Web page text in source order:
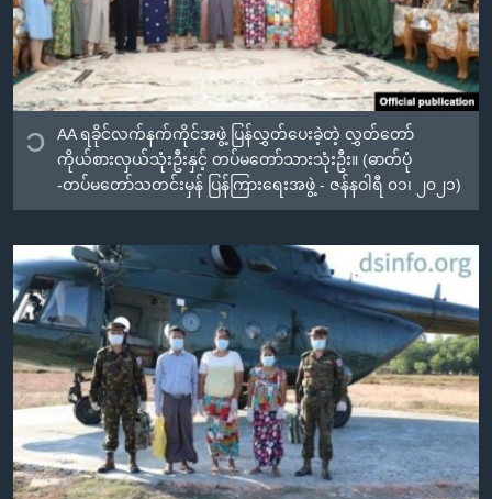
ကျော်
ရန်
၁
AA ရခိုင်လက်နက်ကိုင်အဖွဲ့ ပြန်လွှတ်ပေးခဲ့တဲ့ လွှတ်တော်
ကိုယ်စားလှယ်သုံးဦးနှင့် တပ်မတော်သားသုံးဦး။ (ဓာတ်ပုံ
-တပ်မတော်သတင်းမှန် ပြန်ကြားရေးအဖွဲ့ - ဇန်နဝါရီ ၀၁၊ ၂၀၂၁)